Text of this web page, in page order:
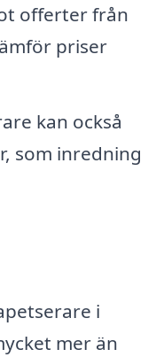
offerter från
priser
kan också
som inredning
i
mer än